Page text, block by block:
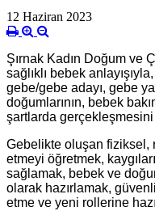
12 Haziran 2023
Şırnak Kadın Doğum ve
sağlıklı bebek
gebe/gebe adayı, gebe
doğumlarının, bebek
şartlarda gerçekleşmesini
Gebelikte oluşan fiziksel,
etmeyi öğretmek,
sağlamak, bebek ve
olarak hazırlamak,
etme ve yeni rollerine